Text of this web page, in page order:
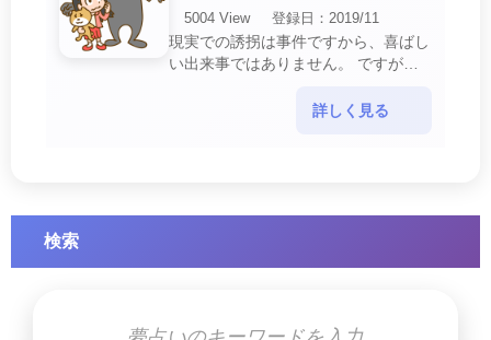
5004 View
登録日：2019/11
現実での誘拐は事件ですから、喜ばし
い出来事ではありません。 ですが、
詳しく見る
検索